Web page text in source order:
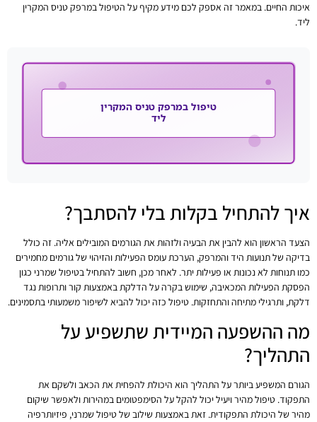
איכות החיים. במאמר זה אספק לכם מידע מקיף על הטיפול במרפק טניס המקרין
ליד.
איך להתחיל בקלות בלי להסתבך?
הצעד הראשון הוא להבין את הבעיה ולזהות את הגורמים המובילים אליה. זה כולל
בדיקה של תנועות היד והמרפק, הערכת עומס הפעילות והזיהוי של גורמים מחמירים
כמו תנוחות לא נכונות או פעילות יתר. לאחר מכן, חשוב להתחיל בטיפול שמרני כגון
הפסקת הפעילות המכאיבה, שימוש בקרה על הדלקת באמצעות קור ותרופות נגד
דלקת, ותרגילי מתיחה והתחזקות. טיפול כזה יכול להביא לשיפור משמעותי בתסמינים.
מה ההשפעה המיידית שתשפיע על
התהליך?
הגורם המשפיע ביותר על התהליך הוא היכולת להפחית את הכאב ולשקם את
התפקוד. טיפול מהיר ויעיל יכול להקל על הסימפטומים במהירות ולאפשר שיקום
מהיר של היכולת התפקודית. זאת באמצעות שילוב של טיפול שמרני, פיזיותרפיה